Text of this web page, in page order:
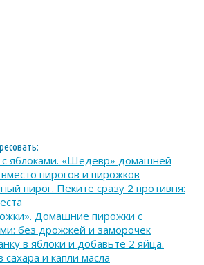
с яблоками. «Шедевр» домашней
пирогов и пирожков
пирог. Пеките сразу 2 противня:
Домашние пирожки с
без дрожжей и заморочек
в яблоки и добавьте 2 яйца.
и капли масла